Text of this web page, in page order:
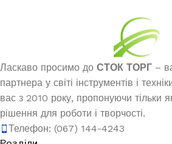
Ласкаво просимо до СТОК ТОРГ –
партнера у світі інструментів і
вас з 2010 року, пропонуючи тільки
рішення для роботи і творчості.
Телефон: (067) 144-4243